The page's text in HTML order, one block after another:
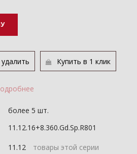
удалить Купить в 1 клик
более 5 шт.
11.12.16+8.360.Gd.Sp.R801
11.12 товары этой серии